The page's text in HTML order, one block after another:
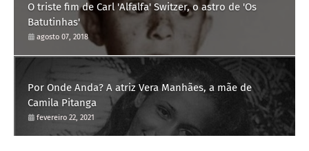
O triste fim de Carl 'Alfalfa' Switzer, o astro de 'Os
Batutinhas'
agosto 07, 2018
Por Onde Anda? A atriz Vera Manhães, a mãe de
Camila Pitanga
fevereiro 22, 2021